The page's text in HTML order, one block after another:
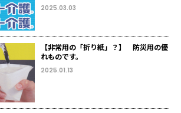
2025.03.03
【非常用の「折り紙」？】 防災用の優
れものです。
2025.01.13